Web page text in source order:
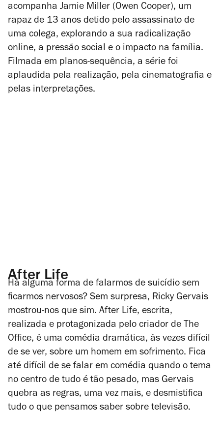
acompanha Jamie Miller (Owen Cooper), um
rapaz de 13 anos detido pelo assassinato de
uma colega, explorando a sua radicalização
online, a pressão social e o impacto na família.
Filmada em planos-sequência, a série foi
aplaudida pela realização, pela cinematografia e
pelas interpretações.
After Life
Há alguma forma de falarmos de suicídio sem
ficarmos nervosos? Sem surpresa, Ricky Gervais
mostrou-nos que sim. After Life, escrita,
realizada e protagonizada pelo criador de The
Office, é uma comédia dramática, às vezes difícil
de se ver, sobre um homem em sofrimento. Fica
até difícil de se falar em comédia quando o tema
no centro de tudo é tão pesado, mas Gervais
quebra as regras, uma vez mais, e desmistifica
tudo o que pensamos saber sobre televisão.